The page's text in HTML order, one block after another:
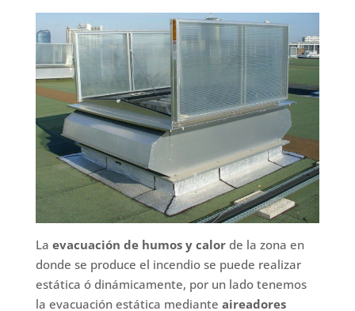
La evacuación de humos y calorde la zona en
donde se produce el incendio se puede realizar
estática ó dinámicamente, por un lado tenemos
la evacuación estática mediante aireadores